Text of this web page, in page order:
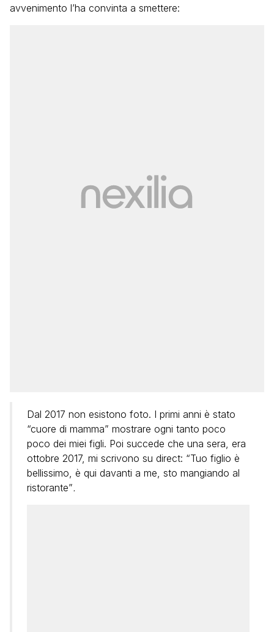
avvenimento l’ha convinta a smettere:
Dal 2017 non esistono foto. I primi anni è stato
“cuore di mamma” mostrare ogni tanto poco
poco dei miei figli. Poi succede che una sera, era
ottobre 2017, mi scrivono su direct: “Tuo figlio è
bellissimo, è qui davanti a me, sto mangiando al
ristorante”.